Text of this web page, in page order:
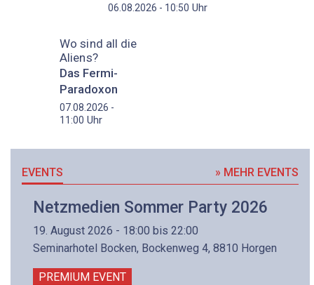
06.08.2026 - 10:50 Uhr
Wo sind all die
Aliens?
Das Fermi-
Paradoxon
07.08.2026 -
11:00 Uhr
EVENTS » MEHR EVENTS
Netzmedien Sommer Party 2026
19. August 2026 - 18:00 bis 22:00
Seminarhotel Bocken, Bockenweg 4, 8810 Horgen
PREMIUM EVENT